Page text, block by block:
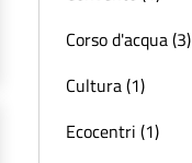
Corso d'acqua (3)
Cultura (1)
Ecocentri (1)